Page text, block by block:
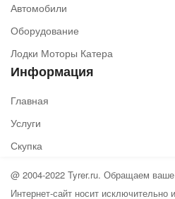
Автомобили
Оборудование
Лодки Моторы Катера
Информация
Главная
Услуги
Скупка
@ 2004-2022 Tyrer.ru. Обращаем
Интернет-сайт носит